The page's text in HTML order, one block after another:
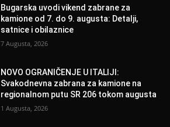
Bugarska uvodi vikend zabrane za
kamione od 7. do 9. augusta: Detalji,
satnice i obilaznice
7 Augusta, 2026
NOVO OGRANIČENJE U ITALIJI:
Svakodnevna zabrana za kamione na
regionalnom putu SR 206 tokom augusta
1 Augusta, 2026